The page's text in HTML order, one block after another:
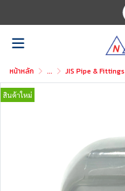
หน้าหลัก ... JIS Pipe & Fittings
สินค้าใหม่